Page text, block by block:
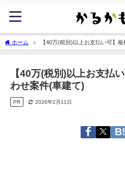
ホーム 【40万(税別)以上お支払い可】
【40万(税別)以上お支払
わせ案件(車建て)
PR 2026年2月11日